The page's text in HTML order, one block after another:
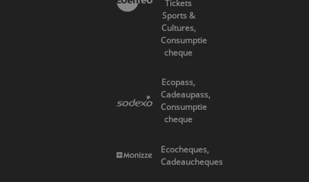
Tickets
Sports &
Cultures,
Consumptie
cheque
Ecopass,
Cadeaupass,
Consumptie
cheque
Ecocheques,
Cadeaucheques